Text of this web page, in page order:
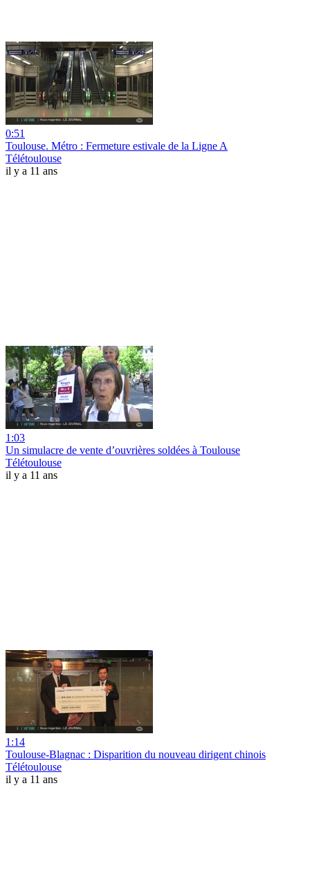
0:51
Toulouse. Métro : Fermeture estivale de la Ligne A
Télétoulouse
il y a 11 ans
1:03
Un simulacre de vente d’ouvrières soldées à Toulouse
Télétoulouse
il y a 11 ans
1:14
Toulouse-Blagnac : Disparition du nouveau dirigent chinois
Télétoulouse
il y a 11 ans